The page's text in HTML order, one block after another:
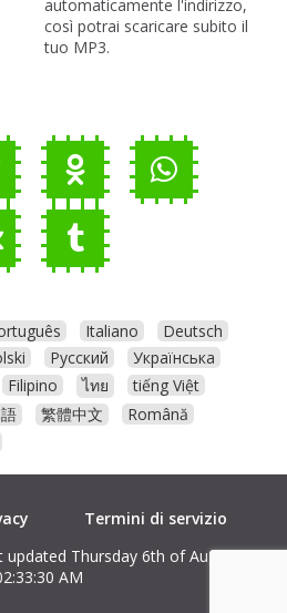
automaticamente l'indirizzo,
così potrai scaricare subito il
tuo MP3.
Italiano
Deutsch
Русский
Українська
Filipino ไทย
tiếng Việt
繁體中文
Română
Termini di servizio
Thursday 6th of August 2026
AM